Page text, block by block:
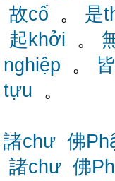
故cố 。 是
起khởi 。
nghiệp 。
tựu 。
諸chư 佛
諸chư 佛